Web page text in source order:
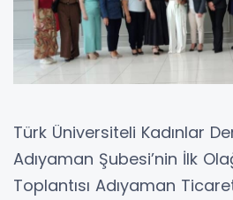
Türk Üniversiteli Kadınlar
Adıyaman Şubesi’nin İlk
Toplantısı Adıyaman